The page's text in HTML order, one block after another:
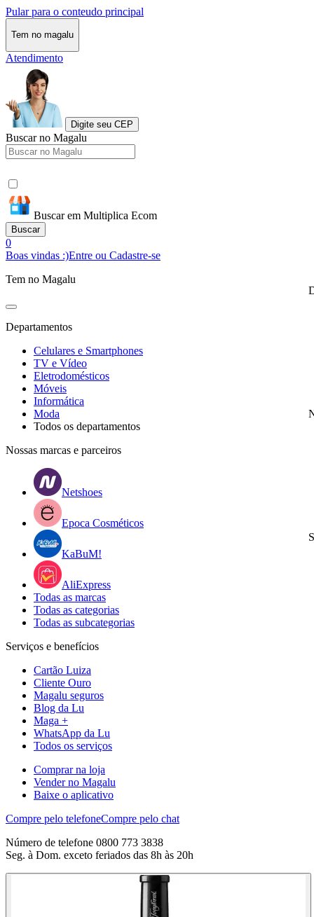
Pular para o conteudo principal
Tem no magalu
Atendimento
Digite seu CEP
Buscar no Magalu
Buscar em Multiplica Ecom
Buscar
0
Boas vindas :)Entre ou Cadastre-se
Tem no Magalu
Departamentos
Celulares e Smartphones
TV e Vídeo
Eletrodomésticos
Móveis
Informática
Moda
Todos os departamentos
Nossas marcas e parceiros
Netshoes
Epoca Cosméticos
KaBuM!
AliExpress
Todas as marcas
Todas as categorias
Todas as subcategorias
Serviços e benefícios
Cartão Luiza
Cliente Ouro
Magalu seguros
Blog da Lu
Maga +
WhatsApp da Lu
Todos os serviços
Comprar na loja
Vender no Magalu
Baixe o aplicativo
Compre pelo telefoneCompre pelo chat
Número de telefone 0800 773 3838
Seg. à Dom. exceto feriados das 8h às 20h